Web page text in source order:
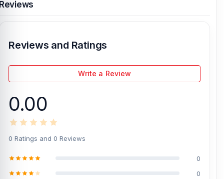
Reviews and Ratings
Write a Review
0.00
0 Ratings and 0 Reviews
0
0